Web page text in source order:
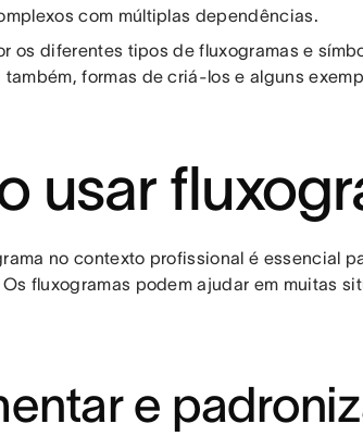
com múltiplas dependências.
os diferentes tipos de fluxogramas e
formas de criá-los e alguns
usar
no contexto profissional é essencial
fluxogramas podem ajudar em muitas
e